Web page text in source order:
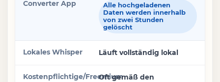
Alle hochgeladenen
Daten werden innerhalb
von zwei Stunden
gelöscht
Läuft vollständig lokal
Oft gemäß den